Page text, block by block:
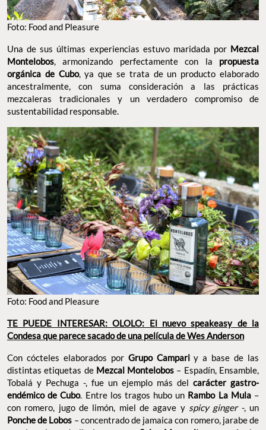
Foto: Food and Pleasure
Una de sus últimas experiencias estuvo maridada por Mezcal
Montelobos, armonizando perfectamente con la propuesta
orgánica de Cubo, ya que se trata de un producto elaborado
ancestralmente, con suma consideración a las prácticas
mezcaleras tradicionales y un verdadero compromiso de
sustentabilidad responsable.
Foto: Food and Pleasure
TE PUEDE INTERESAR: OLOLO: El nuevo speakeasy de la
Condesa que parece sacado de una película de Wes Anderson
Con cócteles elaborados por Grupo Campariy a base de las
distintas etiquetas de Mezcal Montelobos – Espadín, Ensamble,
Tobalá y Pechuga -, fue un ejemplo más del carácter gastro-
endémico de Cubo. Entre los tragos hubo un Rambo La Mula–
con romero, jugo de limón, miel de agave y spicy ginger -, un
Ponche de Lobos – concentrado de jamaica con romero, jarabe de